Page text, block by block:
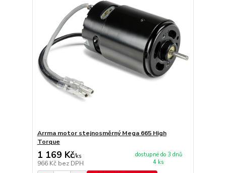
Arrma motor stejnosměrný Mega 665 High
Torque
1 169 Kč/ks
966 Kč bez DPH
dostupné do 3 dnů
4 ks